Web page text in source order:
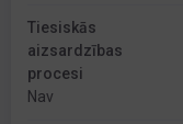
Tiesiskās
aizsardzības
procesi
Nav